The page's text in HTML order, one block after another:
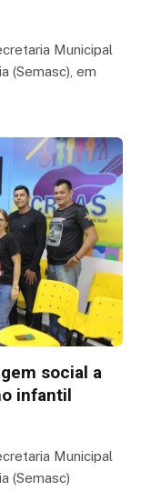
Municipal
(Semasc), em
social a
infantil
Municipal
(Semasc)